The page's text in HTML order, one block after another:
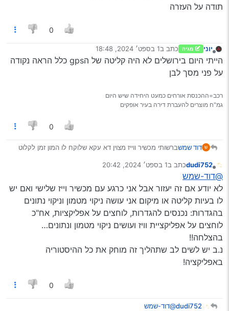
ליהיות מיקום, אבל בביירות…לדוג’.)
תודה על העזרה
0
יוני מגיה כתב ב1 בספט׳ 2024, 18:48
נערך לאחרונה על ידי
הייתי היום בירושלים לא היה קליטה של הgps כלל הראה נקודה
על פני מסך לבן
רכב=ההכנסת אורחים כמעט היחידה שיש היום
גמ"ח מוצרים להעברת דירה בעיר אופקים
0
דוד שמשברשותי מכשיר ווייז מצוין דא עקא שלוקח לו המון זמן לקלוט
אפליקציה שהעלו פה בעבר עדיין לא ראיתי שיפור]
מנותק
dudi752כתב ב1 בספט׳ 2024, 20:42
נערך לאחרונה על ידי
@דוד-שמש
לא יודע אם זה יעזור אבל אני כרגע עם מכשיר וייז שלישי ואם יש
לו בעיות קליטה או מיקום אני עושה ניקוי מטמון וניקוי נתונים
בהגדרות: נכנסים להגדרות, לוחצים על אפליקציות, אח"כ
לוחצים על אפליקציית וויז ועושים ניקוי מטמון ונתונים…
בהצלחה!!
נ.ב יש לשים לב שתהליך זה מוחק את כל ההיסטוריה
באפליקציה!
0
dudi752@דוד-שמש